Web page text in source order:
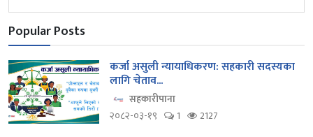
Popular Posts
कर्जा असुली न्यायाधिकरण: सहकारी सदस्यका
लागि चेताव...
सहकारीपाना
२०८२-०३-१९
1 2127